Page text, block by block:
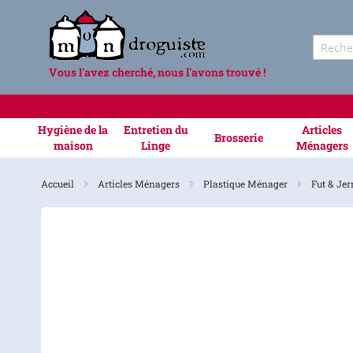
Vous l'avez cherché, nous l'avons trouvé !
Hygiène de la
maison
Entretien du
Linge
Brosserie
Articles
Ménagers
Accueil Articles Ménagers Plastique Ménager Fut &